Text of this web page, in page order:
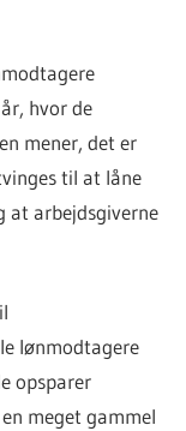
hvor de
mener, det er
til at låne
at arbejdsgiverne
lønmodtagere
opsparer
meget gammel